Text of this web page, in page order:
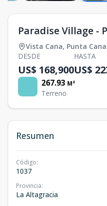
Paradise Village -
Vista Cana, Punta Cana
DESDE
US$ 168,900
HASTA
US$
267.93 M²
Terreno
Resumen
Código:
1037
Provincia:
La Altagracia